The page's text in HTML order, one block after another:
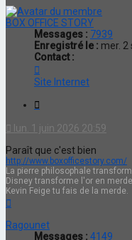
BOX OFFICE STORY
Messages : 7939
Enregistré le : mer. 2
Contact :
BOX
OFFICE
Site Internet
lun. 1 juin 2026 20:59
Paraît que c'est bien
http://www.boxofficestory.com/
La pierre philosophale
Disney transforme l'or en merde.
Kevin Feige tu fais de la merde.
Ragounet
Messages : 4149